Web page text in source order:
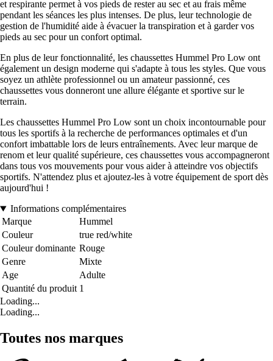
et respirante permet à vos pieds de rester au sec et au frais même
pendant les séances les plus intenses. De plus, leur technologie de
gestion de l'humidité aide à évacuer la transpiration et à garder vos
pieds au sec pour un confort optimal.
En plus de leur fonctionnalité, les chaussettes Hummel Pro Low ont
également un design moderne qui s'adapte à tous les styles. Que vous
soyez un athlète professionnel ou un amateur passionné, ces
chaussettes vous donneront une allure élégante et sportive sur le
terrain.
Les chaussettes Hummel Pro Low sont un choix incontournable pour
tous les sportifs à la recherche de performances optimales et d'un
confort imbattable lors de leurs entraînements. Avec leur marque de
renom et leur qualité supérieure, ces chaussettes vous accompagneront
dans tous vos mouvements pour vous aider à atteindre vos objectifs
sportifs. N'attendez plus et ajoutez-les à votre équipement de sport dès
aujourd'hui !
Informations complémentaires
Marque
Hummel
Couleur
true red/white
Couleur dominante Rouge
Genre
Mixte
Age
Adulte
Quantité du produit 1
Loading...
Loading...
Toutes nos marques